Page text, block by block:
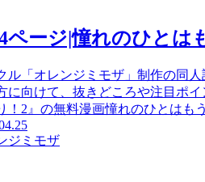
ページ|憧れのひとは
ル「オレンジミモザ」制作の同
に向けて、抜きどころや注目ポ
！2』の無料漫画憧れのひとはも
ジミモザ